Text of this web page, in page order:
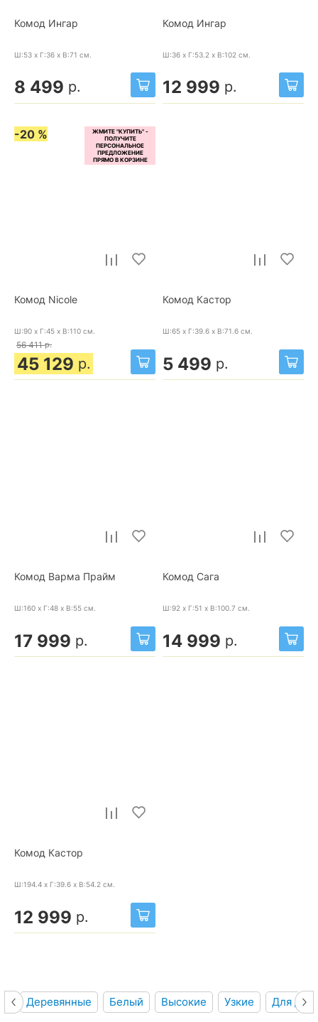
Комод Ингар
Ш:53 x Г:36 x В:71 см.
8 499 р.
Комод Ингар
Ш:36 x Г:53.2 x В:102 см.
12 999 р.
-20 %
Комод Nicole
Ш:90 x Г:45 x В:110 см.
56 411 р.
45 129 р.
Комод Кастор
Ш:65 x Г:39.6 x В:71.6 см.
5 499 р.
Комод Варма Прайм
Ш:160 x Г:48 x В:55 см.
17 999 р.
Комод Сага
Ш:92 x Г:51 x В:100.7 см.
14 999 р.
Комод Кастор
Ш:194.4 x Г:39.6 x В:54.2 см.
12 999 р.
Деревянные Белый Высокие Узкие Для